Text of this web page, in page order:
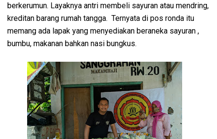
berkerumun. Layaknya antri membeli sayuran atau mendring,
kreditan barang rumah tangga. Ternyata di pos ronda itu
memang ada lapak yang menyediakan beraneka sayuran ,
bumbu, makanan bahkan nasi bungkus.